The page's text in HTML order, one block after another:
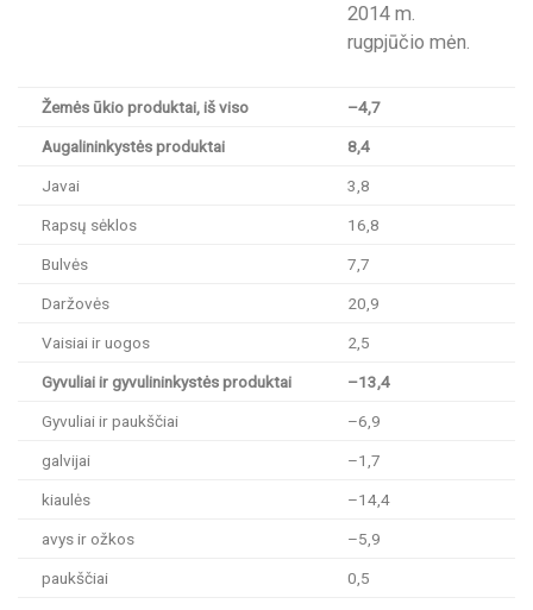
2014 m.
rugpjūčio mėn.
Žemės ūkio produktai, iš viso –4,7
Augalininkystės produktai 8,4
Javai 3,8
Rapsų sėklos 16,8
Bulvės 7,7
Daržovės 20,9
Vaisiai ir uogos 2,5
Gyvuliai ir gyvulininkystės produktai –13,4
Gyvuliai ir paukščiai –6,9
galvijai –1,7
kiaulės –14,4
avys ir ožkos –5,9
paukščiai 0,5